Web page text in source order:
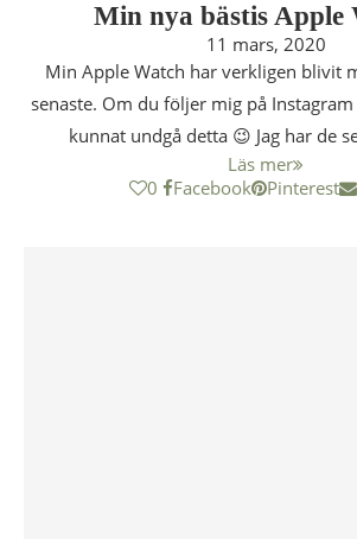
Min nya bästis Apple
11 mars, 2020
Min Apple Watch har verkligen blivit
senaste. Om du följer mig på
kunnat undgå detta 😉 Jag har de
Läs mer
0
Facebook Pinterest